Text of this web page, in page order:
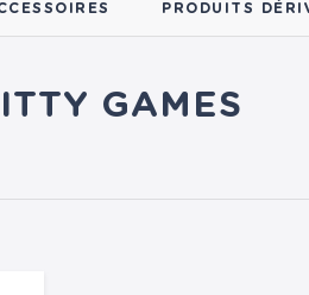
PRODUITS
GAMES